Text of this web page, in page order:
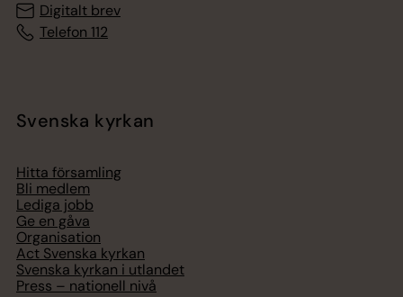
Digitalt brev
Telefon 112
Svenska kyrkan
Hitta församling
Bli medlem
Lediga jobb
Ge en gåva
Organisation
Act Svenska kyrkan
Svenska kyrkan i utlandet
Press – nationell nivå